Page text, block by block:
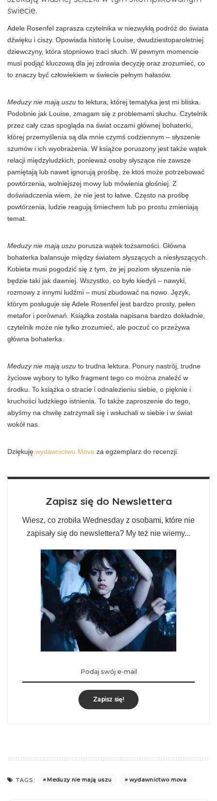
świecie.
Adele Rosenfel zaprasza czytelnika w niezwykłą podróż do świata
dźwięku i ciszy. Opowiada historię Louise, dwudziestoparoletniej
dziewczyny, która stopniowo traci słuch. W pewnym momencie
musi podjąć kluczową dla jej zdrowia decyzję oraz zrozumieć, co
to znaczy być człowiekiem w świecie pełnym hałasów.
Meduzy nie mają uszu to lektura, której tematyka jest mi bliska.
Podobnie jak Louise, zmagam się z problemami słuchu. Czytelnik
przez cały czas spogląda na świat oczami głównej bohaterki,
której przemyślenia są dla mnie czymś codziennym – słyszenie
szumów i ich wyobrażenia. W książce poruszony jest także wątek
relacji międzyludzkich, ponieważ osoby słyszące nie zawsze
pamiętają lub nawet ignorują prośbę, że ktoś może potrzebować
powtórzenia, wolniejszej mowy lub mówienia głośniej. Z
doświadczenia wiem, że nie jest to łatwe. Często na prośbę
powtórzenia, ludzie reagują śmiechem lub po prostu zmieniają
temat.
Meduzy nie mają uszu porusza wątek tożsamości. Główna
bohaterka balansuje między światem słyszących a niesłyszących.
Kobieta musi pogodzić się z tym, że jej poziom słyszenia nie
będzie taki jak dawniej. Wszystko, co było kiedyś – nawyki,
rozmowy z innymi ludźmi – musi zbudować na nowo. Język,
którym posługuje się Adele Rosenfel jest bardzo prosty, pełen
metafor i porównań. Książka została napisana bardzo dokładnie,
czytelnik może nie tylko zrozumieć, ale poczuć co przeżywa
główna bohaterka.
Meduzy nie mają uszu to trudna lektura. Ponury nastrój, trudne
życiowe wybory to tylko fragment tego co można znaleźć w
środku. To książka o stracie i odnalezieniu siebie, o pięknie i
kruchości ludzkiego istnienia. To także zaproszenie do tego,
abyśmy na chwilę zatrzymali się i wsłuchali w siebie i w świat
wokół nas.
Dziękuję wydawnictwu Mova za egzemplarz do recenzji.
Zapisz się do Newslettera
Wiesz, co zrobiła Wednesday z osobami, które nie
zapisały się do newslettera? My też nie wiemy...
Zapisz się!
TAGS: Meduzy nie mają uszu wydawnictwo mova